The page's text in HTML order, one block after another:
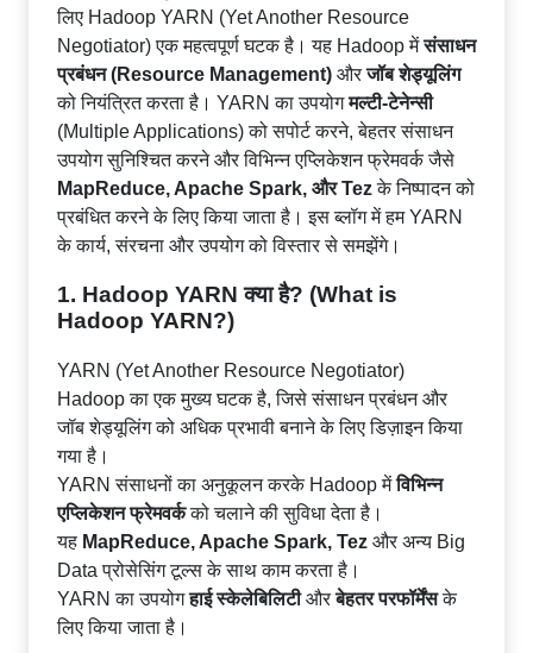
लिए Hadoop YARN (Yet Another Resource
Negotiator) एक महत्वपूर्ण घटक है। यह Hadoop मेंसंसाधन
प्रबंधन (Resource Management) औरजॉब शेड्यूलिंग
को नियंत्रित करता है। YARN का उपयोगमल्टी-टेनेन्सी
(Multiple Applications) को सपोर्ट करने, बेहतर संसाधन
उपयोग सुनिश्चित करने और विभिन्न एप्लिकेशन फ्रेमवर्क जैसे
MapReduce, Apache Spark, और Tezके निष्पादन को
प्रबंधित करने के लिए किया जाता है। इस ब्लॉग में हम YARN
के कार्य, संरचना और उपयोग को विस्तार से समझेंगे।
1. Hadoop YARN क्या है? (What is
Hadoop YARN?)
YARN (Yet Another Resource Negotiator)
Hadoop का एक मुख्य घटक है, जिसे संसाधन प्रबंधन और
जॉब शेड्यूलिंग को अधिक प्रभावी बनाने के लिए डिज़ाइन किया
गया है।
YARN संसाधनों का अनुकूलन करके Hadoop मेंविभिन्न
एप्लिकेशन फ्रेमवर्कको चलाने की सुविधा देता है।
यह MapReduce, Apache Spark, Tez और अन्य Big
Data प्रोसेसिंग टूल्स के साथ काम करता है।
YARN का उपयोगहाई स्केलेबिलिटीऔरबेहतर परफॉर्मेंसके
लिए किया जाता है।